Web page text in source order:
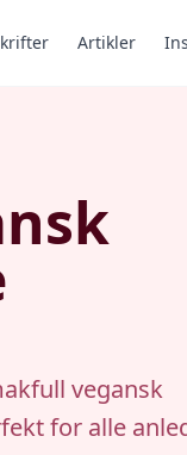
Artikler
vegansk
for alle